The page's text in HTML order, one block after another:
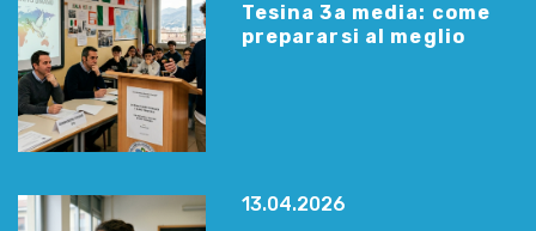
Tesina 3a media: come
prepararsi al meglio
13.04.2026